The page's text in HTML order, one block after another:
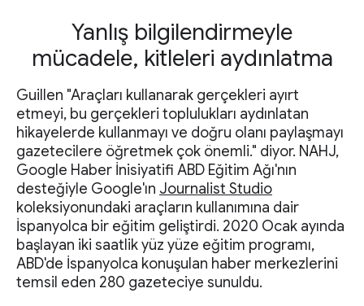
Yanlış bilgilendirmeyle
mücadele, kitleleri aydınlatma
Guillen "Araçları kullanarak gerçekleri ayırt
etmeyi, bu gerçekleri toplulukları aydınlatan
hikayelerde kullanmayı ve doğru olanı paylaşmayı
gazetecilere öğretmek çok önemli." diyor. NAHJ,
Google Haber İnisiyatifi ABD Eğitim Ağı'nın
desteğiyle Google'ın Journalist Studio
koleksiyonundaki araçların kullanımına dair
İspanyolca bir eğitim geliştirdi. 2020 Ocak ayında
başlayan iki saatlik yüz yüze eğitim programı,
ABD'de İspanyolca konuşulan haber merkezlerini
temsil eden 280 gazeteciye sunuldu.